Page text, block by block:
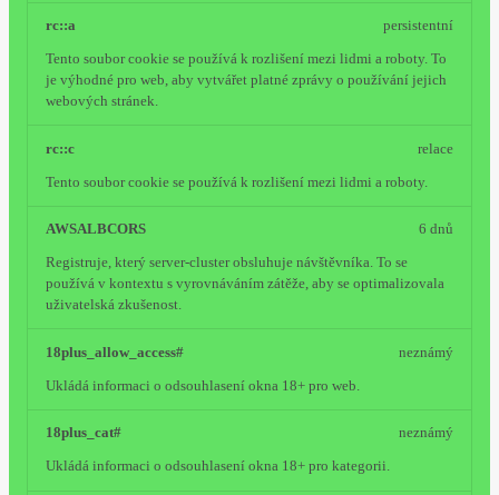
rc::a
Tento soubor cookie se používá k rozlišení mezi lidmi a roboty. To
je výhodné pro web, aby vytvářet platné zprávy o používání jejich
webových stránek.
persistentní
rc::c
Tento soubor cookie se používá k rozlišení mezi lidmi a roboty.
relace
AWSALBCORS
Registruje, který server-cluster obsluhuje návštěvníka. To se
používá v kontextu s vyrovnáváním zátěže, aby se optimalizovala
uživatelská zkušenost.
6 dnů
18plus_allow_access#
Ukládá informaci o odsouhlasení okna 18+ pro web.
neznámý
18plus_cat#
Ukládá informaci o odsouhlasení okna 18+ pro kategorii.
neznámý